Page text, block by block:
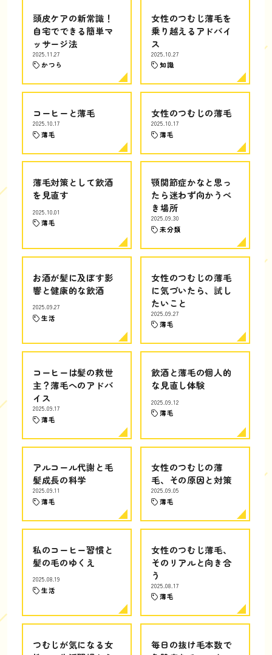
頭皮ケアの新常識！
自宅でできる簡単マ
ッサージ法
2025.11.27
かつら
女性のつむじ薄毛を
乗り越えるアドバイ
ス
2025.10.27
知識
コーヒーと薄毛
2025.10.17
薄毛
女性のつむじの薄毛
2025.10.17
薄毛
薄毛対策として飲酒
を見直す
2025.10.01
薄毛
顎関節症かなと思っ
たら迷わず向かうべ
き場所
2025.09.30
未分類
お酒が髪に及ぼす影
響と健康的な飲酒
2025.09.27
生活
女性のつむじの薄毛
に気づいたら、試し
たいこと
2025.09.27
薄毛
コーヒーは髪の救世
主？薄毛へのアドバ
イス
2025.09.17
薄毛
飲酒と薄毛の個人的
な見直し体験
2025.09.12
薄毛
アルコール代謝と毛
髪成長の科学
2025.09.11
薄毛
女性のつむじの薄
毛、その原因と対策
2025.09.05
薄毛
私のコーヒー習慣と
髪の毛のゆくえ
2025.08.19
生活
女性のつむじ薄毛、
そのリアルと向き合
う
2025.08.17
薄毛
つむじが気になる女
毎日の抜け毛本数で